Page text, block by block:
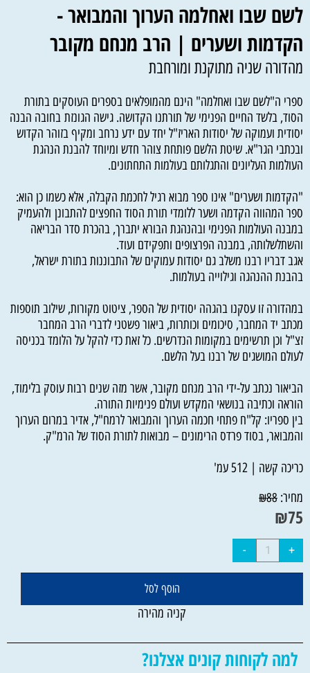
לשם שבו ואחלמה הערוך והמבואר -
הקדמות ושערים | הרב מנחם מקובר
מהדורה שניה מתוקנת ומורחבת
ספרי ה"לשם שבו ואחלמה" הינם מהמופלאים בספרים העוסקים בתורת
הסוד, בלשד החיים הפנימי של תורתנו הקדושה. גישה הגונזת בחובה הבנה
יסודית ועמוקה של יסודות האריז"ל יחד עם ידע נרחב ומקיף בזוהר הקדוש
ובכתבי הגר"א. שיטת הלשם פותחת צוהר חדש ומיוחד להבנת הנהגת
העולמות העליונים והתגלותם בעולמות התחתונים.
"הקדמות ושערים" אינו ספר מבוא רגיל לחכמת הקבלה, אלא כשמו כן הוא:
ספר המהווה הקדמה ושער ללומדי תורת הסוד החפצים להתבונן ולהעמיק
במבנה העולמות הפנימי ובהנהגת הבורא יתברך, בהכרת סדר הבריאה
והשתלשלותה, במבנה הפרצופים ותפקידם ועוד.
אגב דבריו רבנו משלב גם יסודות עמוקים של התבוננות בתורת ישראל,
בהבנת ההנהגה וגילוייה בעולמות.
במהדורה זו עסקנו בהגהה יסודית של הספר, ציטוט מקורות, שילוב תוספות
מכתב יד המחבר, סיכומים וכותרות, ביאור פשטני לדברי הרב המחבר
זצ"ל וכן תרשימים במקומות הנדרשים. כל זאת כדי להקל על הלומד בכניסה
לעולם המושגים של רבנו בעל הלשם.
הביאור נכתב על-ידי הרב מנחם מקובר, אשר מזה שנים רבות עוסק בלימוד,
הוראה וכתיבה בנושאי המקדש ועולם פנימיות התורה.
בין ספריו: קל"ח פתחי חכמה הערוך והמבואר לרמח"ל, אדיר במרום הערוך
והמבואר, בסוד פרדס הרימונים – מבואות לתורת הסוד של הרמ"ק.
כריכה קשה | 512 עמ'
מחיר:
₪88
₪75
הוסף לסל
קניה מהירה
למה לקוחות קונים אצלנו?